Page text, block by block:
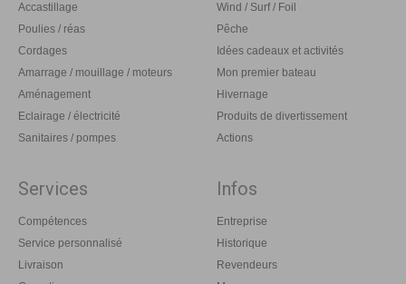
Accastillage
Poulies / réas
Cordages
Amarrage / mouillage / moteurs
Aménagement
Eclairage / électricité
Sanitaires / pompes
Wind / Surf / Foil
Pêche
Idées cadeaux et activités
Mon premier bateau
Hivernage
Produits de divertissement
Actions
Services
Compétences
Service personnalisé
Livraison
Infos
Entreprise
Historique
Revendeurs